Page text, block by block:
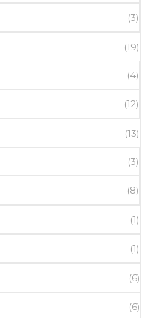
(3)
(19)
(4)
(12)
(13)
(3)
(8)
(1)
(1)
(6)
(6)